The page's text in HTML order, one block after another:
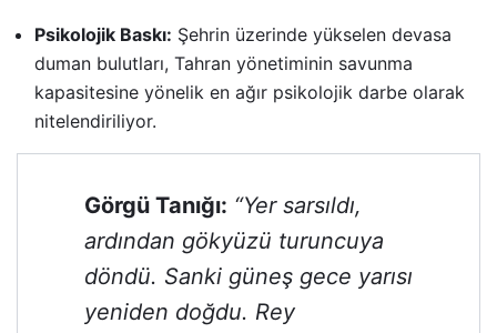
Psikolojik Baskı: Şehrin üzerinde yükselen devasa
duman bulutları, Tahran yönetiminin savunma
kapasitesine yönelik en ağır psikolojik darbe olarak
nitelendiriliyor.
Görgü Tanığı: “Yer sarsıldı,
ardından gökyüzü turuncuya
döndü. Sanki güneş gece yarısı
yeniden doğdu. Rey